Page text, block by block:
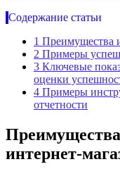
Содержание статьи
1 Преимущества
2 Примеры
3 Ключевые
оценки
4 Примеры
отчетности
интернет-